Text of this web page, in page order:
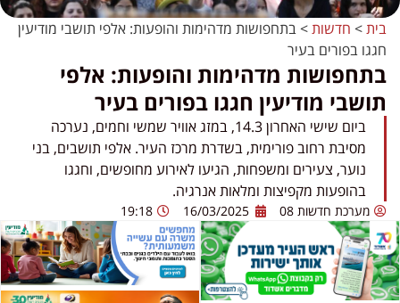
בית> חדשות>בתחפושות מדהימות והופעות: אלפי תושבי מודיעין
חגגו בפורים בעיר
בתחפושות מדהימות והופעות: אלפי
תושבי מודיעין חגגו בפורים בעיר
ביום שישי האחרון 14.3, במזג אוויר שמשי וחמים, נערכה
מסיבת רחוב פורימית, בשדרת מרכז העיר. אלפי תושבים, בני
נוער, צעירים ומשפחות, הגיעו לאירוע מחופשים, וחגגו
בהופעות מקפיצות ומלאות אנרגיה.
מערכת חדשות 08 16/03/2025
19:18